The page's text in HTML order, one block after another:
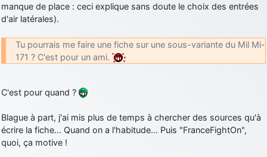
manque de place : ceci explique sans doute le choix des entrées
d'air latérales).
Tu pourrais me faire une fiche sur une sous-variante du Mil Mi-
171 ? C'est pour un ami.
C'est pour quand ?
Blague à part, j'ai mis plus de temps à chercher des sources qu'à
écrire la fiche… Quand on a l'habitude… Puis "FranceFightOn",
quoi, ça motive !